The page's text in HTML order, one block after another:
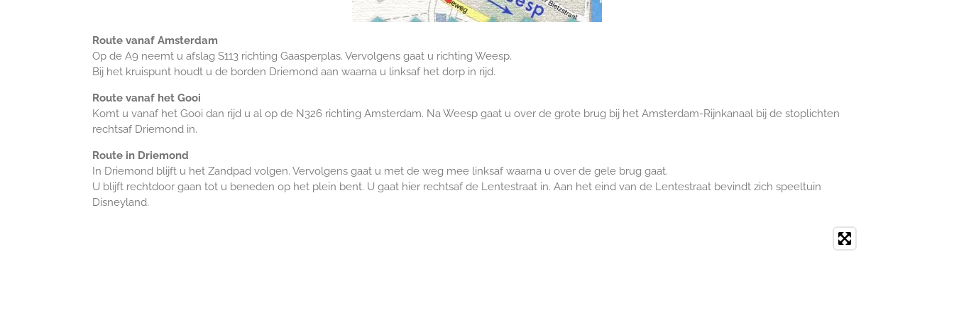
Route vanaf Amsterdam
Op de A9 neemt u afslag S113 richting Gaasperplas. Vervolgens gaat u richting Weesp.
Bij het kruispunt houdt u de borden Driemond aan waarna u linksaf het dorp in rijd.
Route vanaf het Gooi
Komt u vanaf het Gooi dan rijd u al op de N326 richting Amsterdam. Na Weesp gaat u over de grote brug bij het Amsterdam-Rijnkanaal bij de stoplichten
rechtsaf Driemond in.
Route in Driemond
In Driemond blijft u het Zandpad volgen. Vervolgens gaat u met de weg mee linksaf waarna u over de gele brug gaat.
U blijft rechtdoor gaan tot u beneden op het plein bent. U gaat hier rechtsaf de Lentestraat in. Aan het eind van de Lentestraat bevindt zich speeltuin
Disneyland.